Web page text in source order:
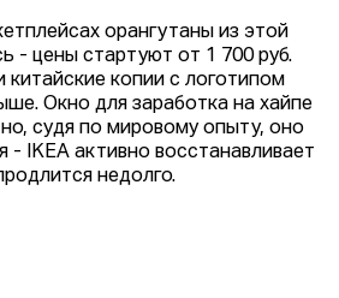
орангутаны из этой
- цены стартуют от 1 700 руб.
китайские копии с логотипом
Окно для заработка на хайпе
судя по мировому опыту, оно
- IKEA активно восстанавливает
недолго.